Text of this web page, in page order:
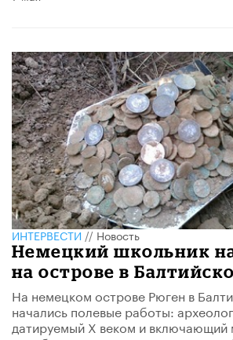
ИНТЕРВЕСТИ//Новость
Немецкий школьник
на острове в
На немецком острове Рюген в
начались полевые работы:
датируемый X веком и включающий